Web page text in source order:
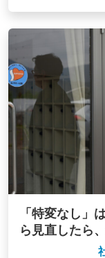
「特変なし」
ら見直したら